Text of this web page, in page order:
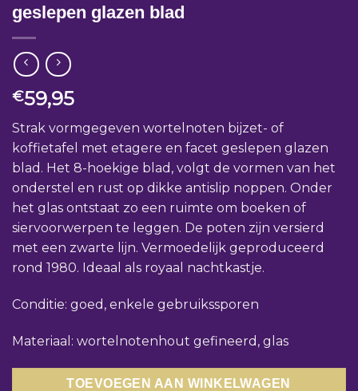
geslepen glazen blad
€59,95
Strak vormgegeven wortelnoten bijzet- of
koffietafel met etagere en facet geslepen glazen
blad. Het 8-hoekige blad, volgt de vormen van het
onderstel en rust op dikke antislip noppen. Onder
het glas ontstaat zo een ruimte om boeken of
siervoorwerpen te leggen. De poten zijn versierd
met een zwarte lijn. Vermoedelijk geproduceerd
rond 1980. Ideaal als royaal nachtkastje.
Conditie: goed, enkele gebruikssporen
Materiaal: wortelnotenhout gefineerd, glas
TOEVOEGEN AAN WINKELWAGEN